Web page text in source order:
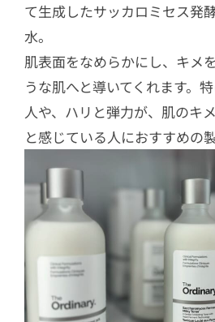
て生成したサッカロミセス発
水。
肌表面をなめらかにし、キメ
うな肌へと導いてくれます。
人や、ハリと弾力が、肌のキ
と感じている人におすすめの製